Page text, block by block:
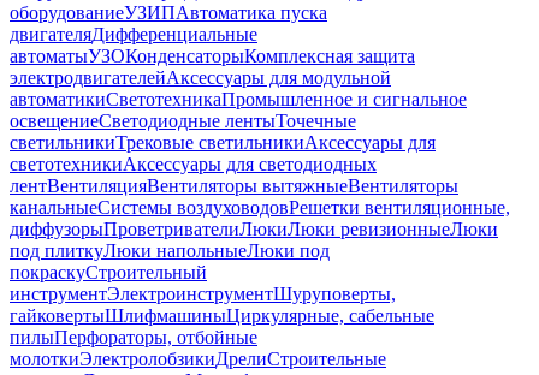
оборудованиеУЗИПАвтоматика пуска
двигателяДифференциальные
автоматыУЗОКонденсаторыКомплексная защита
электродвигателейАксессуары для модульной
автоматикиСветотехникаПромышленное и сигнальное
освещениеСветодиодные лентыТочечные
светильникиТрековые светильникиАксессуары для
светотехникиАксессуары для светодиодных
лентВентиляцияВентиляторы вытяжныеВентиляторы
канальныеСистемы воздуховодовРешетки вентиляционные,
диффузорыПроветривателиЛюкиЛюки ревизионныеЛюки
под плиткуЛюки напольныеЛюки под
покраскуСтроительный
инструментЭлектроинструментШуруповерты,
гайковертыШлифмашиныЦиркулярные, сабельные
пилыПерфораторы, отбойные
молоткиЭлектролобзикиДрелиСтроительные